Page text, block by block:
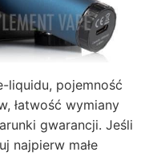
liquidu, pojemność
łatwość wymiany
gwarancji. Jeśli
najpierw małe